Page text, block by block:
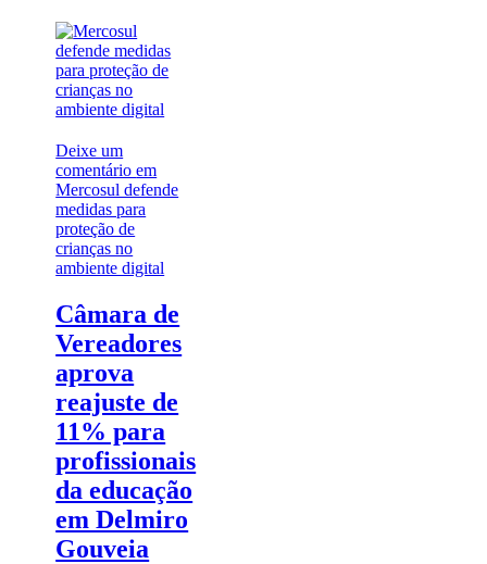
Deixe um
comentárioem
Mercosul defende
medidas para
proteção de
crianças no
ambiente digital
Câmara de
Vereadores
aprova
reajuste de
11% para
profissionais
da educação
em Delmiro
Gouveia